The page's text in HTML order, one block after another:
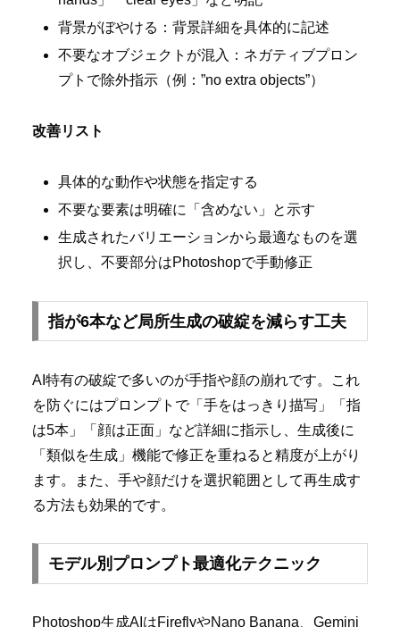
背景がぼやける：背景詳細を具体的に記述
不要なオブジェクトが混入：ネガティブプロン
プトで除外指示（例：”no extra objects”）
改善リスト
具体的な動作や状態を指定する
不要な要素は明確に「含めない」と示す
生成されたバリエーションから最適なものを選
択し、不要部分はPhotoshopで手動修正
指が6本など局所生成の破綻を減らす工夫
AI特有の破綻で多いのが手指や顔の崩れです。これ
を防ぐにはプロンプトで「手をはっきり描写」「指
は5本」「顔は正面」など詳細に指示し、生成後に
「類似を生成」機能で修正を重ねると精度が上がり
ます。また、手や顔だけを選択範囲として再生成す
る方法も効果的です。
モデル別プロンプト最適化テクニック
Photoshop生成AIはFireflyやNano Banana、Gemini